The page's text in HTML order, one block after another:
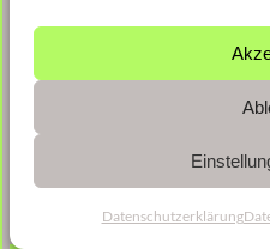
Datenschutzerklärung